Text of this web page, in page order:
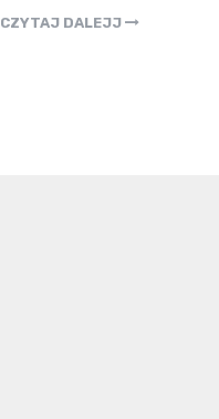
CZYTAJ DALEJJ